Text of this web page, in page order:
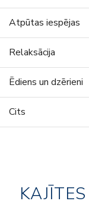
Atpūtas iespējas
Relaksācija
Ēdiens un dzērieni
Cits